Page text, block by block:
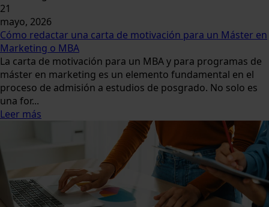
21
mayo, 2026
Cómo redactar una carta de motivación para un Máster en
Marketing o MBA
La carta de motivación para un MBA y para programas de
máster en marketing es un elemento fundamental en el
proceso de admisión a estudios de posgrado. No solo es
una for...
Leer más